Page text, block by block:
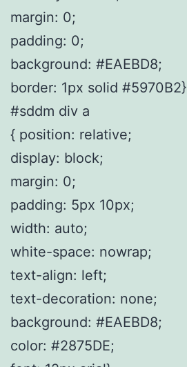
margin: 0;
padding: 0;
background: #EAEBD8;
border: 1px solid #5970B2}
#sddm div a
{ position: relative;
display: block;
margin: 0;
padding: 5px 10px;
width: auto;
white-space: nowrap;
text-align: left;
text-decoration: none;
background: #EAEBD8;
color: #2875DE;